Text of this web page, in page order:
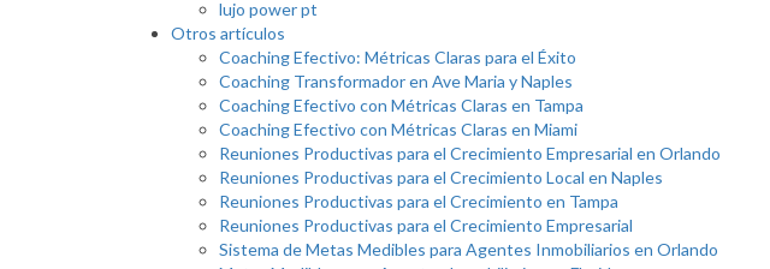
lujo power pt
Otros artículos
Coaching Efectivo: Métricas Claras para el Éxito
Coaching Transformador en Ave Maria y Naples
Coaching Efectivo con Métricas Claras en Tampa
Coaching Efectivo con Métricas Claras en Miami
Reuniones Productivas para el Crecimiento Empresarial en Orlando
Reuniones Productivas para el Crecimiento Local en Naples
Reuniones Productivas para el Crecimiento en Tampa
Reuniones Productivas para el Crecimiento Empresarial
Sistema de Metas Medibles para Agentes Inmobiliarios en Orlando